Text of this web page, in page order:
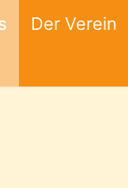
Der Verein